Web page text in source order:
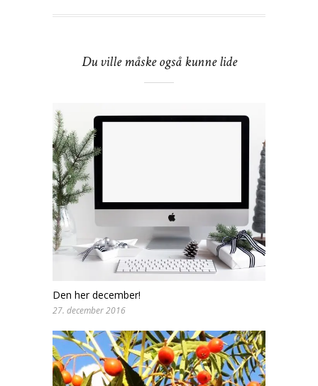
Du ville måske også kunne lide
Den her december!
27. december 2016